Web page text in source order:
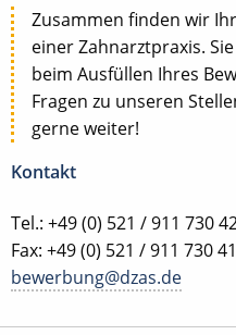
Zusammen finden wir
einer Zahnarztpraxis.
beim Ausfüllen Ihres
Fragen zu unseren
gerne weiter!
Kontakt
Tel.: +49 (0) 521 / 911 730
Fax: +49 (0) 521 / 911 730 41
bewerbung@dzas.de